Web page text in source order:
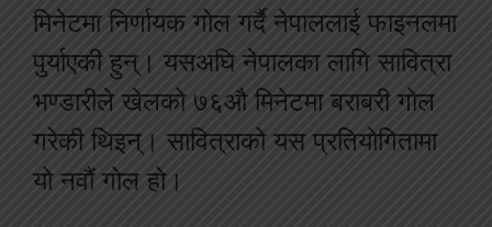
मिनेटमा निर्णायक गोल गर्दै नेपाललाई फाइनलमा
पुर्याएकी हुन्। यसअघि नेपालका लागि सावित्रा
भण्डारीले खेलको ७६औ मिनेटमा बराबरी गोल
गरेकी थिइन्। सावित्राको यस प्रतियोगितामा
यो नवौं गोल हो।